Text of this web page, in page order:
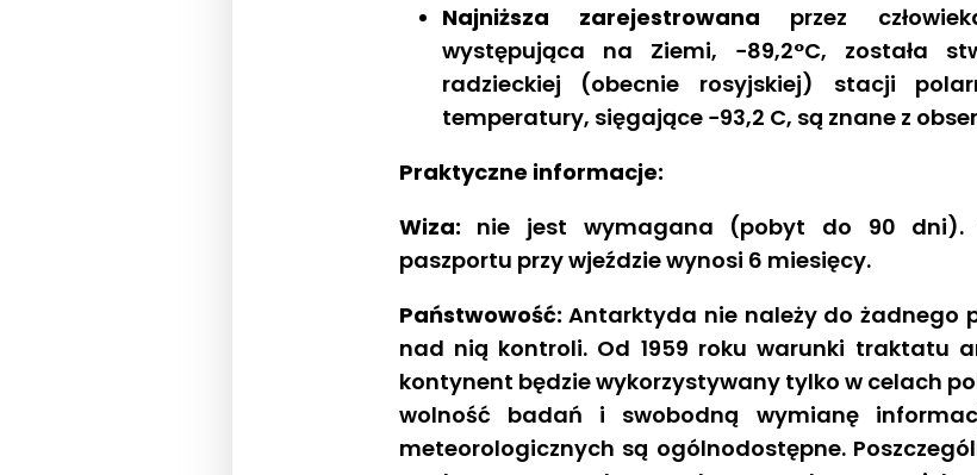
Najniższa zarejestrowana przez
występująca na Ziemi, −89,2°C, została
radzieckiej (obecnie rosyjskiej) stacji
temperatury, sięgające −93,2 C, są znane z
Praktyczne informacje:
Wiza: nie jest wymagana (pobyt do 90 dni).
paszportu przy wjeździe wynosi 6 miesięcy.
Państwowość:Antarktyda nie należy do żadnego
nad nią kontroli. Od 1959 roku warunki traktatu
kontynent będzie wykorzystywany tylko w celach
wolność badań i swobodną wymianę
meteorologicznych są ogólnodostępne.